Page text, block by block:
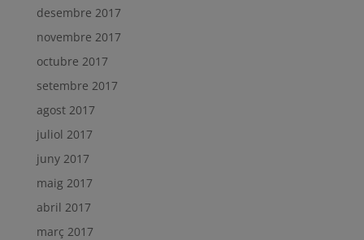
desembre 2017
novembre 2017
octubre 2017
setembre 2017
agost 2017
juliol 2017
juny 2017
maig 2017
abril 2017
març 2017